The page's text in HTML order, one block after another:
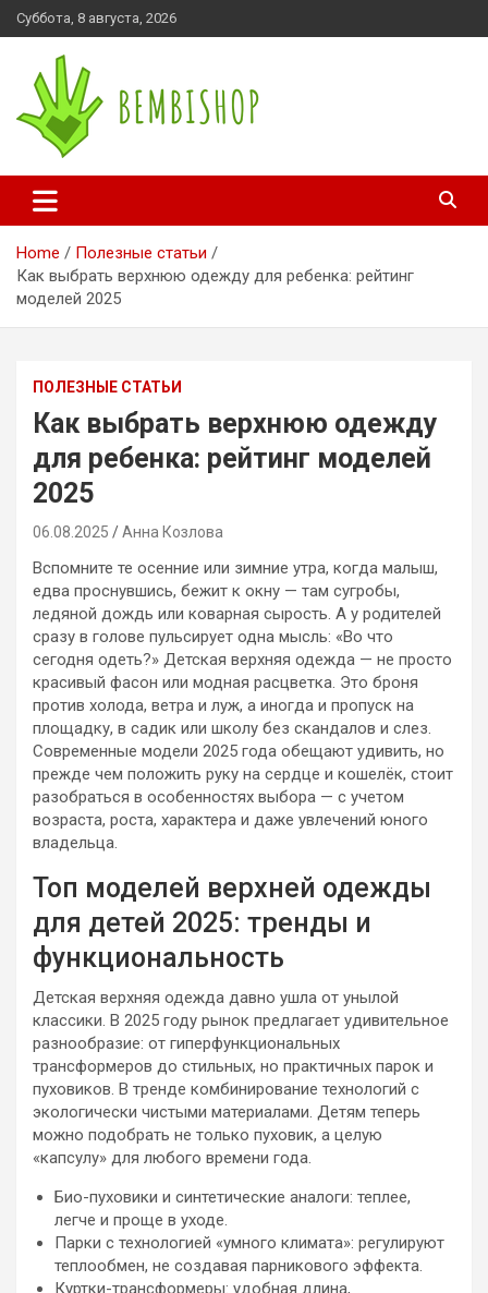
Skip
to
Суббота, 8 августа, 2026
bembishop.com.ua
Home
Полезные статьи
Как выбрать верхнюю одежду для ребенка: рейтинг
моделей 2025
ПОЛЕЗНЫЕ СТАТЬИ
Как выбрать верхнюю одежду
для ребенка: рейтинг моделей
2025
06.08.2025 Анна Козлова
Вспомните те осенние или зимние утра, когда малыш,
едва проснувшись, бежит к окну — там сугробы,
ледяной дождь или коварная сырость. А у родителей
сразу в голове пульсирует одна мысль: «Во что
сегодня одеть?» Детская верхняя одежда — не просто
красивый фасон или модная расцветка. Это броня
против холода, ветра и луж, а иногда и пропуск на
площадку, в садик или школу без скандалов и слез.
Современные модели 2025 года обещают удивить, но
прежде чем положить руку на сердце и кошелёк, стоит
разобраться в особенностях выбора — с учетом
возраста, роста, характера и даже увлечений юного
владельца.
Топ моделей верхней одежды
для детей 2025: тренды и
функциональность
Детская верхняя одежда давно ушла от унылой
классики. В 2025 году рынок предлагает удивительное
разнообразие: от гиперфункциональных
трансформеров до стильных, но практичных парок и
пуховиков. В тренде комбинирование технологий с
экологически чистыми материалами. Детям теперь
можно подобрать не только пуховик, а целую
«капсулу» для любого времени года.
Био-пуховики и синтетические аналоги: теплее,
легче и проще в уходе.
Парки с технологией «умного климата»: регулируют
теплообмен, не создавая парникового эффекта.
Куртки-трансформеры: удобная длина,